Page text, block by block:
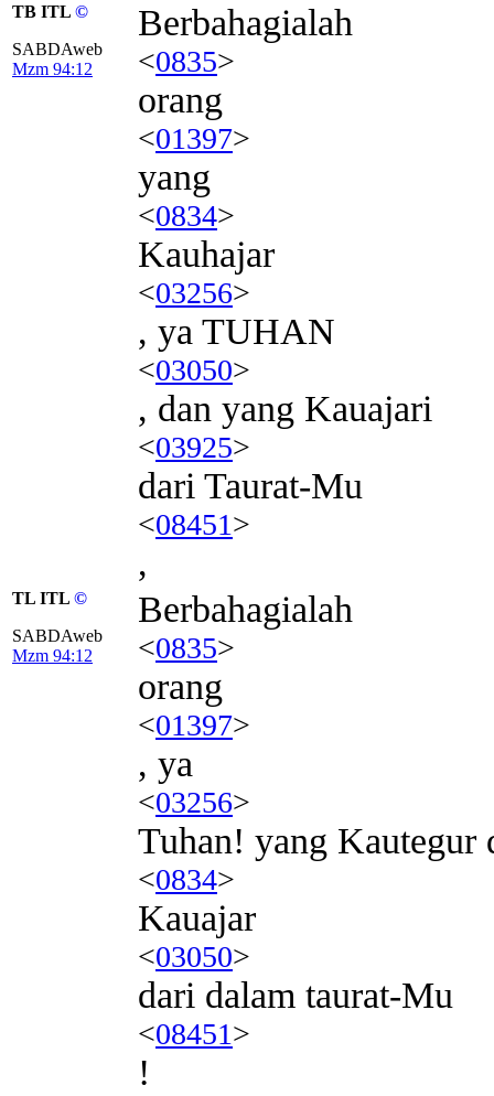
TB ITL ©
SABDAweb
Mzm 94:12
Berbahagialah
<0835>
orang
<01397>
yang
<0834>
Kauhajar
<03256>
, ya TUHAN
<03050>
, dan yang Kauajari
<03925>
dari Taurat-Mu
<08451>
,
TL ITL ©
SABDAweb
Mzm 94:12
Berbahagialah
<0835>
orang
<01397>
, ya
<03256>
Tuhan! yang Kautegur
<0834>
Kauajar
<03050>
dari dalam taurat-Mu
<08451>
!